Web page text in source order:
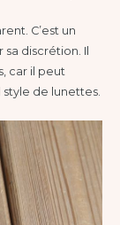
C’est un
discrétion. Il
car il peut
de lunettes.